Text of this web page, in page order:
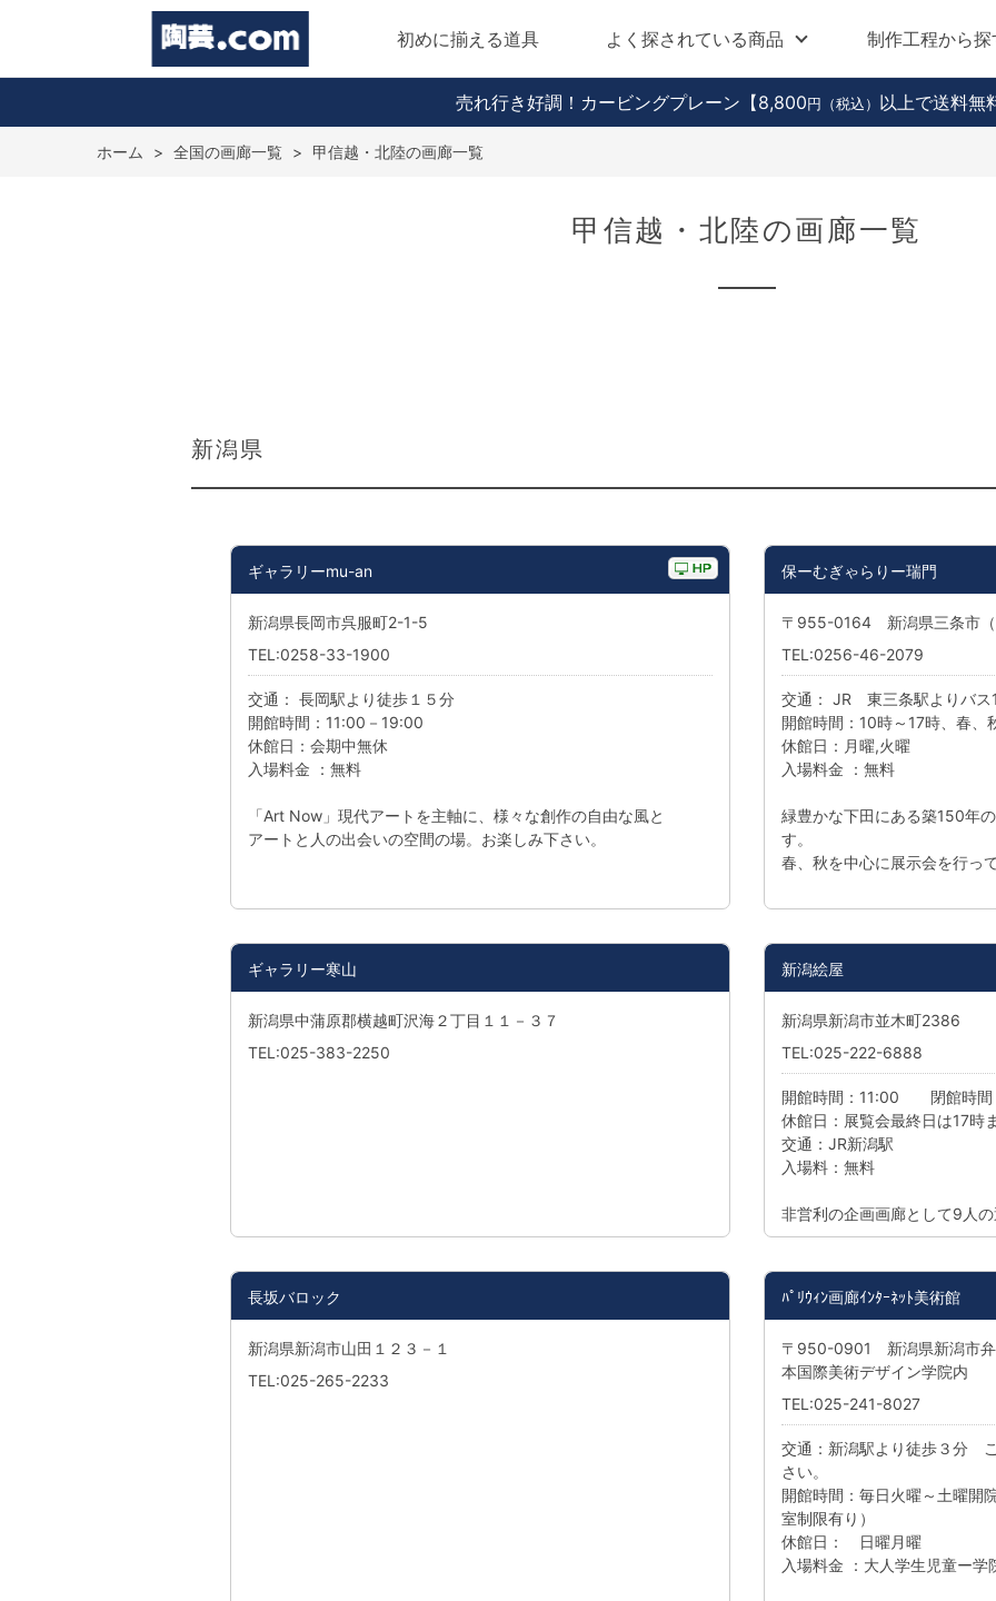
初めに揃える道具 よく探されている商品 制作工程から探
売れ行き好調！カービングプレーン 【8,800 円（税込） 以上で送料無
ホーム > 全国の画廊一覧 > 甲信越・北陸の画廊一覧
甲信越・北陸の画廊一覧
新潟県
ギャラリーmu-an
新潟県長岡市呉服町2-1-5
TEL:0258-33-1900
交通： 長岡駅より徒歩１５分
開館時間：11:00－19:00
休館日：会期中無休
入場料金 ：無料
「Art Now」現代アートを主軸に、様々な創作の自由な風と
アートと人の出会いの空間の場。お楽しみ下さい。
保ーむぎゃらりー瑞門
〒955-0164 新潟県三条市（
TEL:0256-46-2079
交通： JR 東三条駅よりバス
開館時間：10時～17時、春、
休館日：月曜,火曜
入場料金 ：無料
緑豊かな下田にある築150年
す。
春、秋を中心に展示会を行っ
ギャラリー寒山
新潟県中蒲原郡横越町沢海２丁目１１－３７
TEL:025-383-2250
新潟絵屋
新潟県新潟市並木町2386
TEL:025-222-6888
開館時間：11:00 閉館時間
休館日：展覧会最終日は17時
交通：JR新潟駅
入場料：無料
非営利の企画画廊として9人
長坂バロック
新潟県新潟市山田１２３－１
TEL:025-265-2233
ﾊﾟﾘｳｨﾝ画廊ｲﾝﾀｰﾈｯﾄ美術館
〒950-0901 新潟県新潟市
本国際美術デザイン学院内
TEL:025-241-8027
交通：新潟駅より徒歩３分
さい。
開館時間：毎日火曜～土曜開
室制限有り）
休館日： 日曜月曜
入場料金 ：大人学生児童ー学